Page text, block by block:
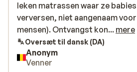
leken matrassen waar ze
verversen, niet aangenaam
mensen). Ontvangst kon ook
gekregen van de chalet, pas na
volledig fout zaten) kregen we
ping, waar de chalet was
leken matrassen waar ze
verversen, niet aangenaam
mensen). Ontvangst kon... mere
Oversæt til dansk (DA)
Anonym
Venner